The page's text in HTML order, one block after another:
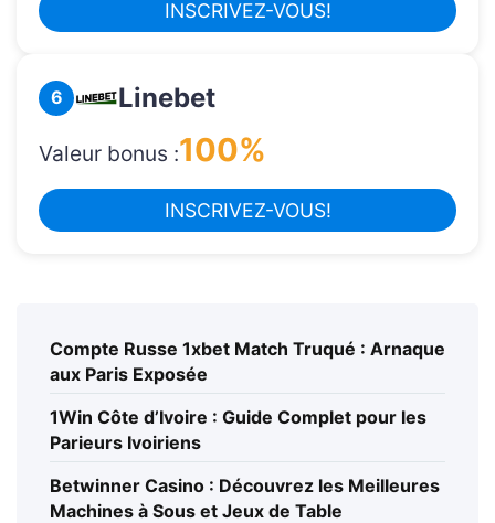
INSCRIVEZ-VOUS!
6 Linebet
Valeur bonus :100%
INSCRIVEZ-VOUS!
Compte Russe 1xbet Match Truqué : Arnaque
aux Paris Exposée
1Win Côte d’Ivoire : Guide Complet pour les
Parieurs Ivoiriens
Betwinner Casino : Découvrez les Meilleures
Machines à Sous et Jeux de Table